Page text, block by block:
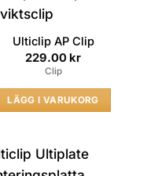
Ulticlip AP Clip
229.00 kr
Clip
LÄGG I VARUKORG